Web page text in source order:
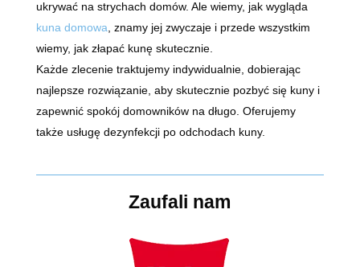
ukrywać na strychach domów. Ale wiemy, jak wygląda
kuna domowa , znamy jej zwyczaje i przede wszystkim
wiemy, jak złapać kunę skutecznie.
Każde zlecenie traktujemy indywidualnie, dobierając
najlepsze rozwiązanie, aby skutecznie pozbyć się kuny i
zapewnić spokój domowników na długo. Oferujemy
także usługę dezynfekcji po odchodach kuny.
Zaufali nam